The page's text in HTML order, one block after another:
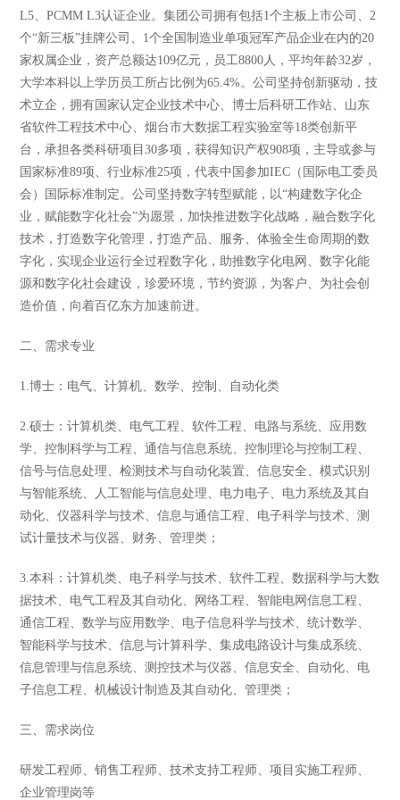
L5、PCMM L3认证企业。集团公司拥有包括1个主板上市公司、2
个“新三板”挂牌公司、1个全国制造业单项冠军产品企业在内的20
家权属企业，资产总额达109亿元，员工8800人，平均年龄32岁，
大学本科以上学历员工所占比例为65.4%。公司坚持创新驱动，技
术立企，拥有国家认定企业技术中心、博士后科研工作站、山东
省软件工程技术中心、烟台市大数据工程实验室等18类创新平
台，承担各类科研项目30多项，获得知识产权908项，主导或参与
国家标准89项、行业标准25项，代表中国参加IEC（国际电工委员
会）国际标准制定。公司坚持数字转型赋能，以“构建数字化企
业，赋能数字化社会”为愿景，加快推进数字化战略，融合数字化
技术，打造数字化管理，打造产品、服务、体验全生命周期的数
字化，实现企业运行全过程数字化，助推数字化电网、数字化能
源和数字化社会建设，珍爱环境，节约资源，为客户、为社会创
造价值，向着百亿东方加速前进。
二、需求专业
1.博士：电气、计算机、数学、控制、自动化类
2.硕士：计算机类、电气工程、软件工程、电路与系统、应用数
学、控制科学与工程、通信与信息系统、控制理论与控制工程、
信号与信息处理、检测技术与自动化装置、信息安全、模式识别
与智能系统、人工智能与信息处理、电力电子、电力系统及其自
动化、仪器科学与技术、信息与通信工程、电子科学与技术、测
试计量技术与仪器、财务、管理类；
3.本科：计算机类、电子科学与技术、软件工程、数据科学与大数
据技术、电气工程及其自动化、网络工程、智能电网信息工程、
通信工程、数学与应用数学、电子信息科学与技术、统计数学、
智能科学与技术、信息与计算科学、集成电路设计与集成系统、
信息管理与信息系统、测控技术与仪器、信息安全、自动化、电
子信息工程、机械设计制造及其自动化、管理类；
三、需求岗位
研发工程师、销售工程师、技术支持工程师、项目实施工程师、
企业管理岗等